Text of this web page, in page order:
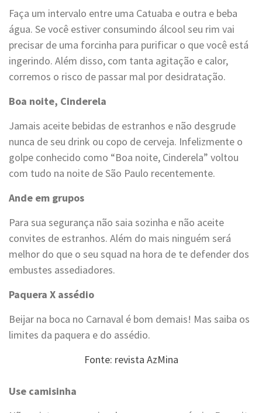
Faça um intervalo entre uma Catuaba e outra e beba
água. Se você estiver consumindo álcool seu rim vai
precisar de uma forcinha para purificar o que você está
ingerindo. Além disso, com tanta agitação e calor,
corremos o risco de passar mal por desidratação.
Boa noite, Cinderela
Jamais aceite bebidas de estranhos e não desgrude
nunca de seu drink ou copo de cerveja. Infelizmente o
golpe conhecido como “Boa noite, Cinderela” voltou
com tudo na noite de São Paulo recentemente.
Ande em grupos
Para sua segurança não saia sozinha e não aceite
convites de estranhos. Além do mais ninguém será
melhor do que o seu squad na hora de te defender dos
embustes assediadores.
Paquera X assédio
Beijar na boca no Carnaval é bom demais! Mas saiba os
limites da paquera e do assédio.
Fonte: revista AzMina
Use camisinha